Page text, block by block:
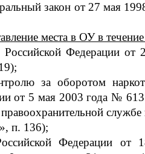
закон от 27 мая
места в ОУ в
Российской Федерации
за оборотом
от 5 мая 2003 года №
п. 136);
Федерации